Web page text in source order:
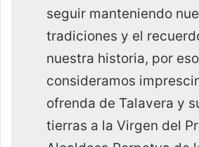
seguir manteniendo
tradiciones y el
nuestra historia, por eso
consideramos
ofrenda de Talavera y
tierras a la Virgen del